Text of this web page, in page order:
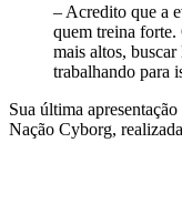
– Acredito que a
quem treina
mais altos,
trabalhando para
Sua última
Nação Cyborg,